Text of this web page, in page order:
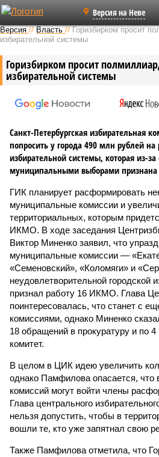
Версия на Неве
Версия //Власть //Горизбирком просит
избирательной системы
Горизбирком просит
избирательной системы
Санкт-Петербургская избирательная
попросить у города 490 млн рублей
избирательной системы, которая из-за
муниципальными выборами признана
ГИК планирует расформировать
муниципальные комиссии и
территориальных, которым
ИКМО. В ходе заседания
Виктор Миненко заявил, что
муниципальные комиссии —
«Семеновский», «Коломяги» и
неудовлетворительной городской
признал работу 16 ИКМО. Глава
поинтересовалась, что станет с
комиссиями, однако Миненко
18 обращений в прокуратуру и по
комитет.
В целом в ЦИК идею увеличить
однако Памфилова опасается, что
комиссий могут войти члены
Глава центрального
нельзя допустить, чтобы в
вошли те, кто уже запятнал свою
Также Памфилова отметила, что